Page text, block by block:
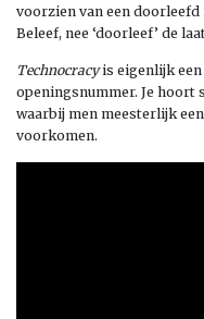
voorzien van een doorleefd
Beleef, nee ‘doorleef’ de
Technocracyis eigenlijk
openingsnummer. Je hoort
waarbij men meesterlijk
voorkomen.